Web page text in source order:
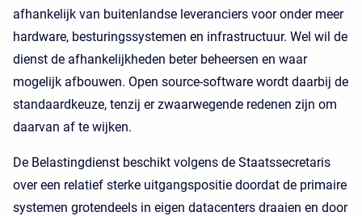
afhankelijk van buitenlandse leveranciers voor onder meer
hardware, besturingssystemen en infrastructuur. Wel wil de
dienst de afhankelijkheden beter beheersen en waar
mogelijk afbouwen. Open source-software wordt daarbij de
standaardkeuze, tenzij er zwaarwegende redenen zijn om
daarvan af te wijken.
De Belastingdienst beschikt volgens de Staatssecretaris
over een relatief sterke uitgangspositie doordat de primaire
systemen grotendeels in eigen datacenters draaien en door